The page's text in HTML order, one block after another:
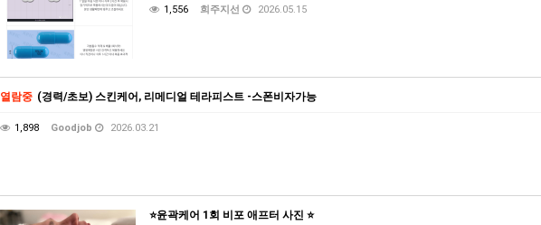
1,556 희주지선 2026.05.15
열람중 (경력/초보) 스킨케어, 리메디얼 테라피스트 -스폰비자가능
1,898 Goodjob 2026.03.21
⭐️윤곽케어 1회 비포 애프터 사진 ⭐️